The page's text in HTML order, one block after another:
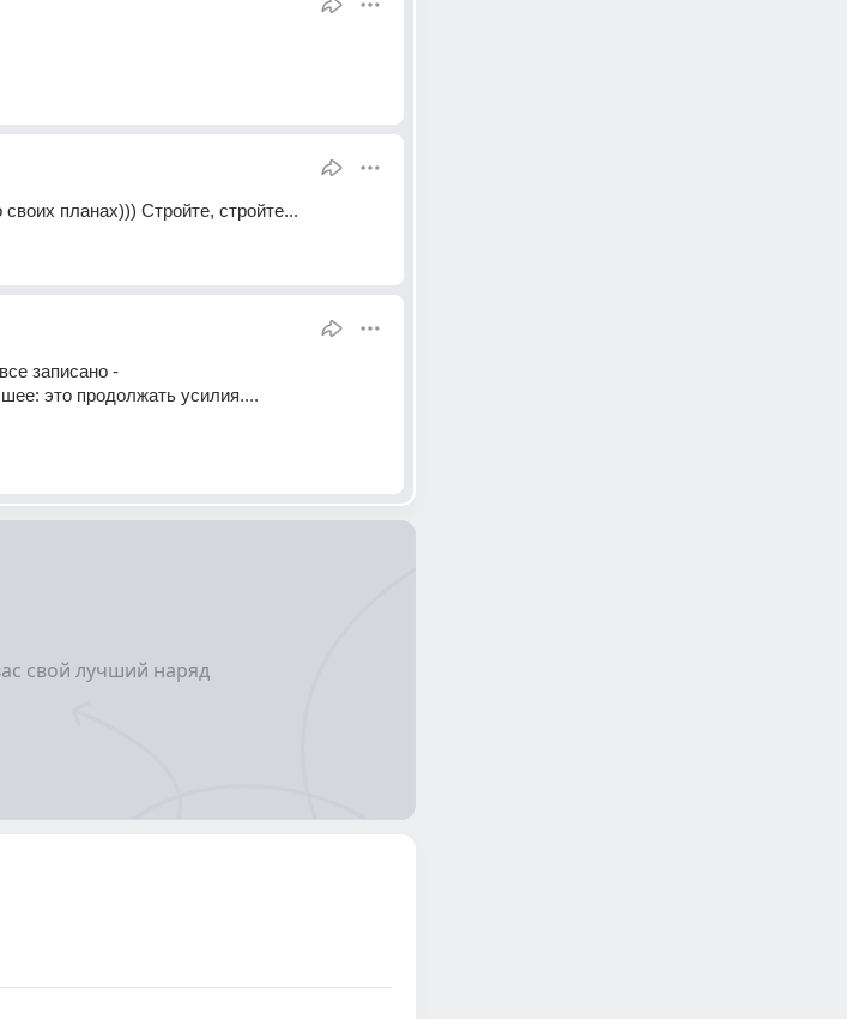
планах))) Стройте, стройте...
записано -
это продолжать усилия....